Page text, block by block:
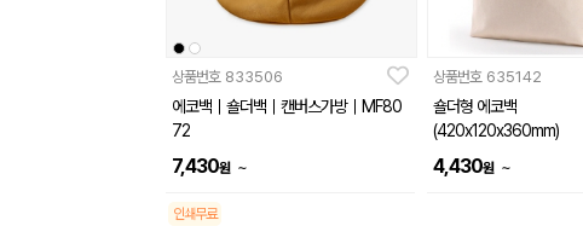
상품번호 833506
에코백｜숄더백｜캔버스가방｜MF80
72
7,430원 ~
인쇄무료
상품번호 635142
숄더형 에코백
(420x120x360mm)
4,430원 ~